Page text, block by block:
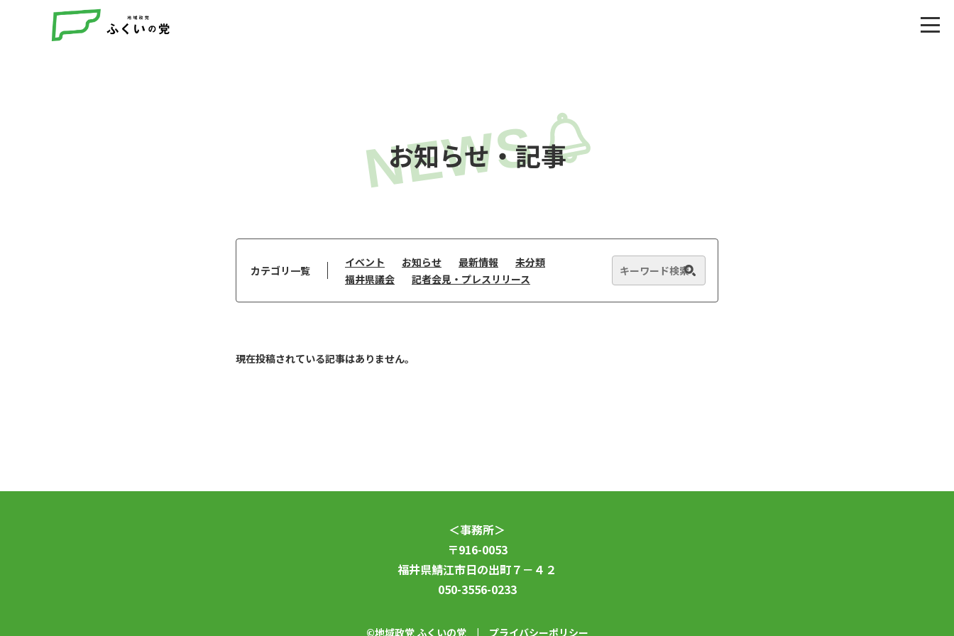
お知らせ・記事
カテゴリ一覧
イベント お知らせ 最新情報
未分類
福井県議会
記者会見・プレスリリース
現在投稿されている記事はありません。
＜事務所＞
〒916-0053
福井県鯖江市日の出町７－４２
050-3556-0233
©地域政党 ふくいの党 | プライバシーポリシー